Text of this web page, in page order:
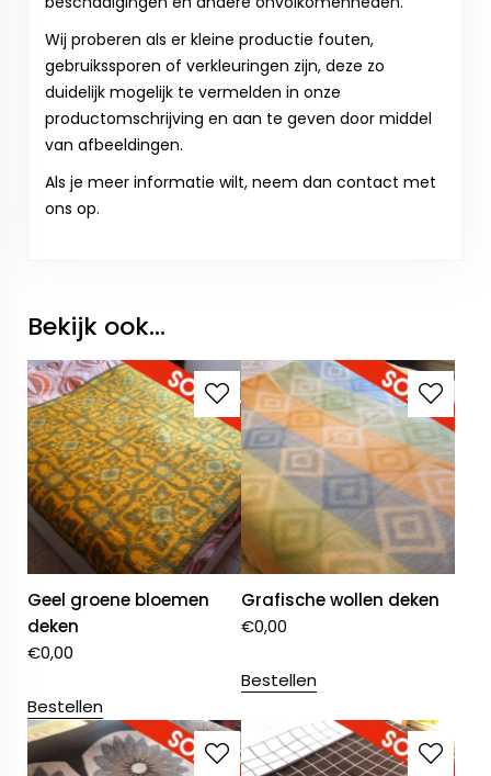
Wij proberen als er kleine productie fouten,
gebruikssporen of verkleuringen zijn, deze zo
duidelijk mogelijk te vermelden in onze
productomschrijving en aan te geven door middel
van afbeeldingen.
Als je meer informatie wilt, neem dan contact met
ons op.
Bekijk ook...
Geel groene bloemen
deken
€0,00
Bestellen
Grafische wollen deken
€0,00
Bestellen